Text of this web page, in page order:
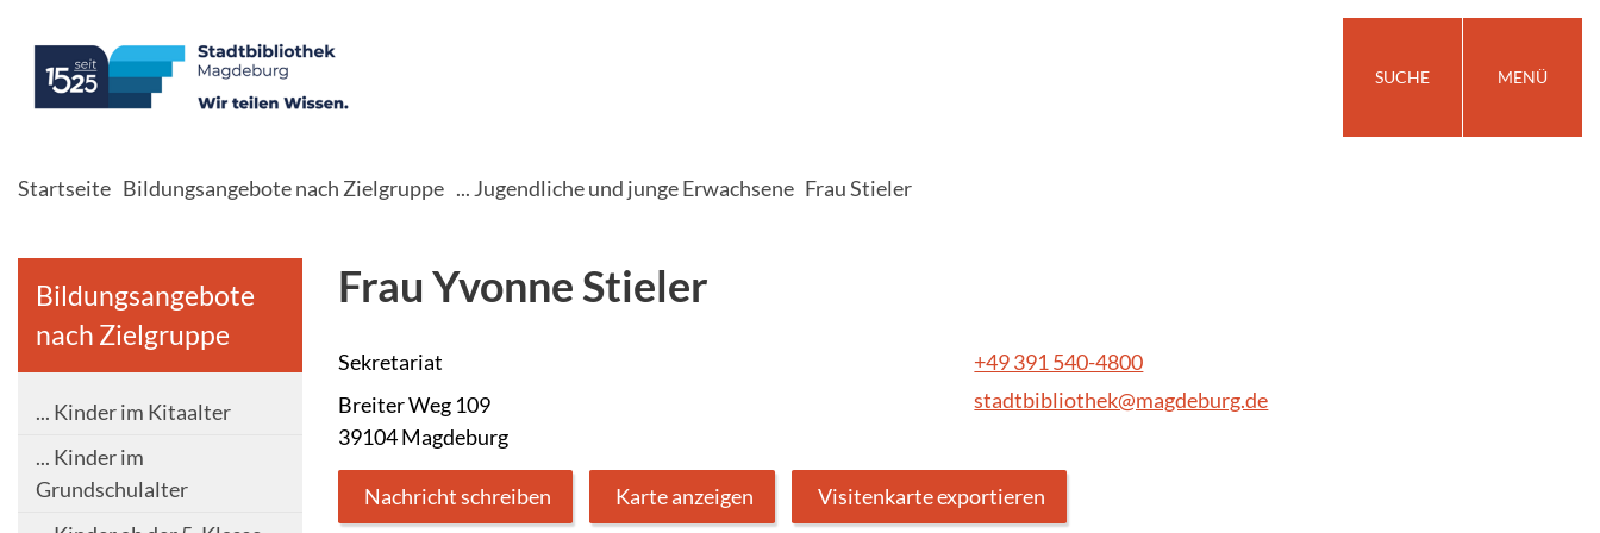
SUCHE MENÜ
Startseite Bildungsangebote nach Zielgruppe ... Jugendliche und junge Erwachsene Frau Stieler
Bildungsangebote
nach Zielgruppe
... Kinder im Kitaalter
... Kinder im
Grundschulalter
Frau Yvonne Stieler
Sekretariat
Breiter Weg 109
39104 Magdeburg
+49 391 540-4800
stadtbibliothek@magdeburg.de
Nachricht schreiben Karte anzeigen Visitenkarte exportieren